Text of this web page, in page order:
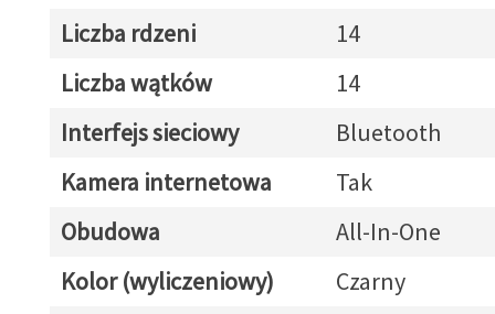
Liczba rdzeni
14
Liczba wątków
14
Interfejs sieciowy
Bluetooth
Kamera internetowa
Tak
Obudowa
All-In-One
Kolor (wyliczeniowy)
Czarny